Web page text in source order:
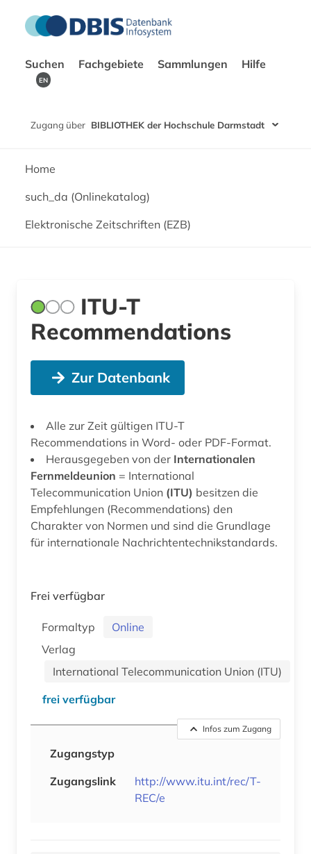
Suchen Fachgebiete Sammlungen Hilfe
EN
Zugang über BIBLIOTHEK der Hochschule Darmstadt
Home
such_da (Onlinekatalog)
Elektronische Zeitschriften (EZB)
ITU-T
Recommendations
Zur Datenbank
Alle zur Zeit gültigen ITU-T
Recommendations in Word- oder PDF-Format.
Herausgegeben von der Internationalen
Fernmeldeunion = International
Telecommunication Union (ITU) besitzen die
Empfehlungen (Recommendations) den
Charakter von Normen und sind die Grundlage
für internationale Nachrichtentechnikstandards.
Frei verfügbar
Formaltyp
Online
Verlag
International Telecommunication Union (ITU)
frei verfügbar
Infos zum Zugang
Zugangstyp
Zugangslink
http://www.itu.int/rec/T-
REC/e